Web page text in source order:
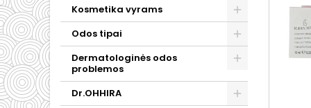
Kosmetika vyrams
Odos tipai
Dermatologinės odos
problemos
Dr.OHHIRA